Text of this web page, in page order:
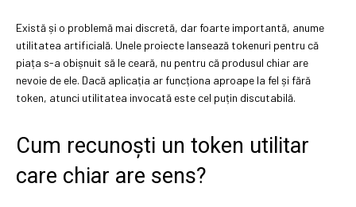
Există și o problemă mai discretă, dar foarte importantă, anume
utilitatea artificială. Unele proiecte lansează tokenuri pentru că
piața s-a obișnuit să le ceară, nu pentru că produsul chiar are
nevoie de ele. Dacă aplicația ar funcționa aproape la fel și fără
token, atunci utilitatea invocată este cel puțin discutabilă.
Cum recunoști un token utilitar
care chiar are sens?